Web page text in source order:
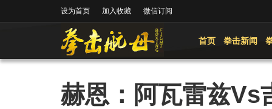
设为首页 加入收藏 微信订阅
首页 拳击新闻
赫恩：阿瓦雷兹Vs